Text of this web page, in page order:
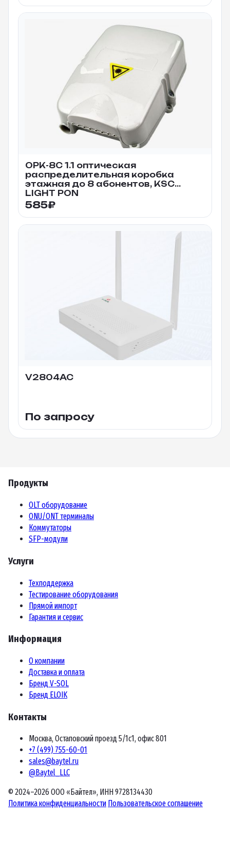
ОРК-8С 1.1 оптическая
распределительная коробка
этажная до 8 абонентов, KSC
LIGHT PON
585₽
V2804AC
По запросу
Продукты
OLT оборудование
ONU/ONT терминалы
Коммутаторы
SFP-модули
Услуги
Техподдержка
Тестирование оборудования
Прямой импорт
Гарантия и сервис
Информация
О компании
Доставка и оплата
Бренд V-SOL
Бренд ELOIK
Контакты
Москва, Остаповский проезд 5/1с1, офис 801
+7 (499) 755-60-01
sales@baytel.ru
@Baytel_LLC
© 2024–2026 ООО «Байтел», ИНН 9728134430
Политика конфиденциальности Пользовательское соглашение